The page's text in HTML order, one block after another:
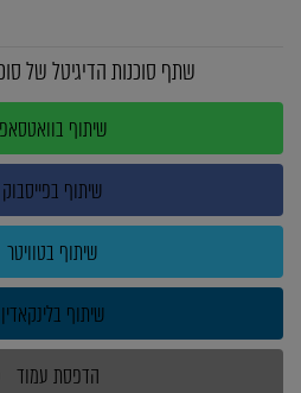
שתף סוכנות הדיגיטל של
שיתוף בוואטסאפ
שיתוף בפייסבוק
שיתוף בטוויטר
שיתוף בלינקאדין
הדפסת עמוד